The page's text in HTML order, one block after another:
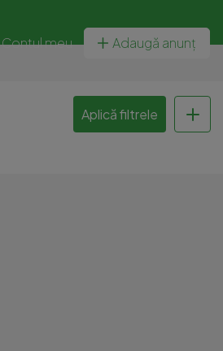
Contul meu Adaugă anunț
Aplică filtrele